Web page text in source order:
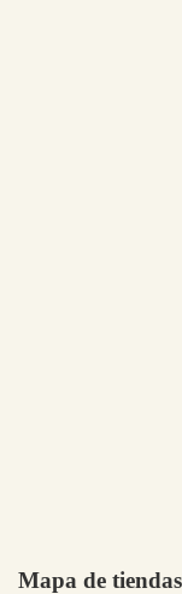
Mapa de